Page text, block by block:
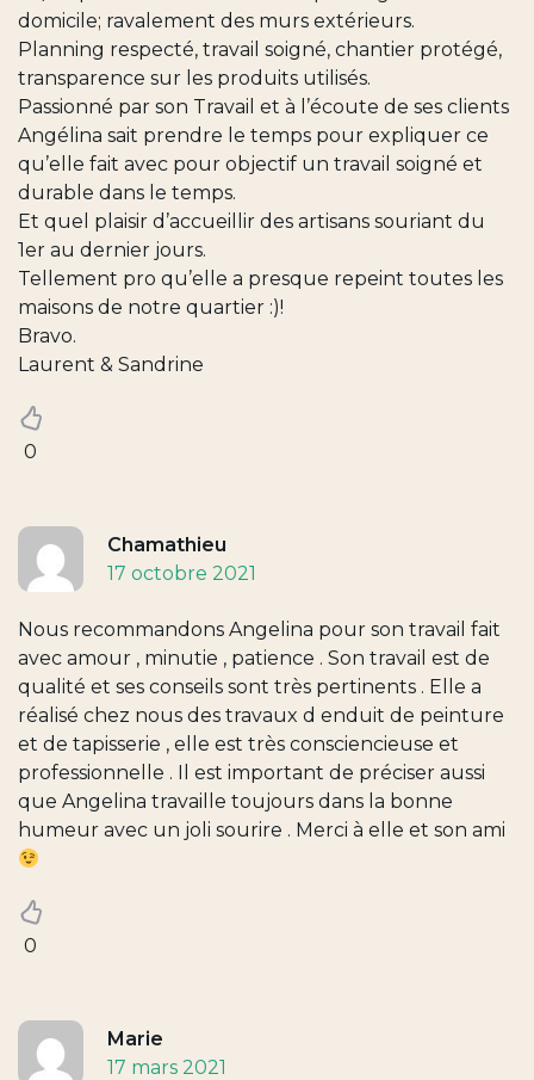
domicile; ravalement des murs extérieurs.
Planning respecté, travail soigné, chantier protégé,
transparence sur les produits utilisés.
Passionné par son Travail et à l’écoute de ses clients
Angélina sait prendre le temps pour expliquer ce
qu’elle fait avec pour objectif un travail soigné et
durable dans le temps.
Et quel plaisir d’accueillir des artisans souriant du
1er au dernier jours.
Tellement pro qu’elle a presque repeint toutes les
maisons de notre quartier :)!
Bravo.
Laurent & Sandrine
0
Chamathieu
17 octobre 2021
Nous recommandons Angelina pour son travail fait
avec amour , minutie , patience . Son travail est de
qualité et ses conseils sont très pertinents . Elle a
réalisé chez nous des travaux d enduit de peinture
et de tapisserie , elle est très consciencieuse et
professionnelle . Il est important de préciser aussi
que Angelina travaille toujours dans la bonne
humeur avec un joli sourire . Merci à elle et son ami
0
Marie
17 mars 2021